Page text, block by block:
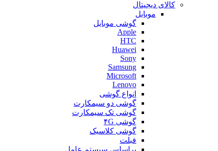
کالای دیجیتال
موبایل
گوشی موبایل
Apple
HTC
Huawei
Sony
Samsung
Microsoft
Lenovo
انواع گوشی
گوشی دو سیمکارت
گوشی تک سیمکارت
گوشی ۴G
گوشی کلاسیک
فبلت